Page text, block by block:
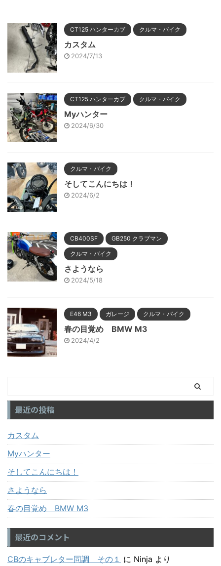
CT125 ハンターカブ クルマ・バイク
カスタム
2024/7/13
CT125 ハンターカブ クルマ・バイク
Myハンター
2024/6/30
クルマ・バイク
そしてこんにちは！
2024/6/2
CB400SF GB250 クラブマン
クルマ・バイク
さようなら
2024/5/18
E46 M3 ガレージ クルマ・バイク
春の目覚め BMW M3
2024/4/2
最近の投稿
カスタム
Myハンター
そしてこんにちは！
さようなら
春の目覚め BMW M3
最近のコメント
CBのキャブレター同調 その１ に Ninja より